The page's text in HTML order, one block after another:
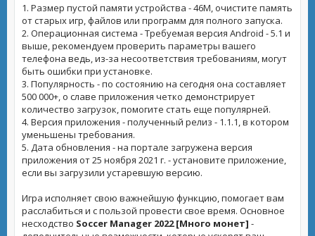
1. Размер пустой памяти устройства - 46M, очистите память
от старых игр, файлов или программ для полного запуска.
2. Операционная система - Требуемая версия Android - 5.1 и
выше, рекомендуем проверить параметры вашего
телефона ведь, из-за несоответствия требованиям, могут
быть ошибки при установке.
3. Популярность - по состоянию на сегодня она составляет
500 000+, о славе приложения четко демонстрирует
количество загрузок, помогите стать еще популярней.
4. Версия приложения - полученный релиз - 1.1.1, в котором
уменьшены требования.
5. Дата обновления - на портале загружена версия
приложения от 25 ноября 2021 г. - установите приложение,
если вы загрузили устаревшую версию.
Игра исполняет свою важнейшую функцию, помогает вам
расслабиться и с пользой провести свое время. Основное
несходство Soccer Manager 2022 [Много монет] -